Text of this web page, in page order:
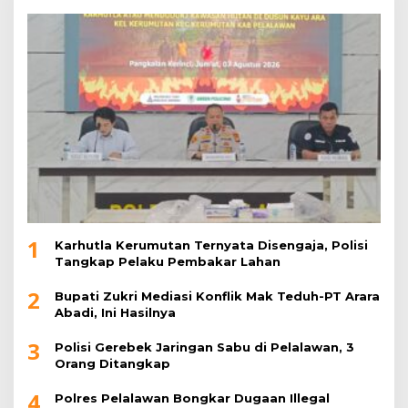
1
Karhutla Kerumutan Ternyata Disengaja, Polisi
Tangkap Pelaku Pembakar Lahan
2
Bupati Zukri Mediasi Konflik Mak Teduh-PT Arara
Abadi, Ini Hasilnya
3
Polisi Gerebek Jaringan Sabu di Pelalawan, 3
Orang Ditangkap
Polres Pelalawan Bongkar Dugaan Illegal